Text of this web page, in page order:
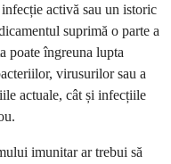
activă sau un istoric
suprimă o parte a
poate îngreuna lupta
virusurilor sau a
actuale, cât și infecțiile
imunitar ar trebui să